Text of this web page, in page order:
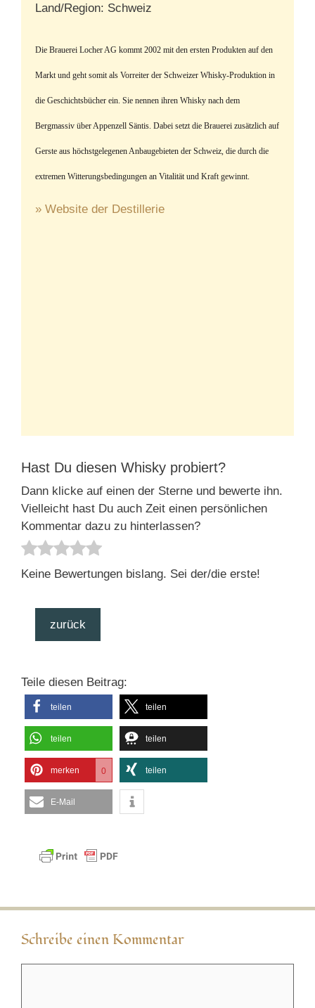
Land/Region: Schweiz
Die Brauerei Locher AG kommt 2002 mit den ersten Produkten auf den
Markt und geht somit als Vorreiter der Schweizer Whisky-Produktion in
die Geschichtsbücher ein. Sie nennen ihren Whisky nach dem
Bergmassiv über Appenzell Säntis. Dabei setzt die Brauerei zusätzlich auf
Gerste aus höchstgelegenen Anbaugebieten der Schweiz, die durch die
extremen Witterungsbedingungen an Vitalität und Kraft gewinnt.
» Website der Destillerie
Hast Du diesen Whisky probiert?
Dann klicke auf einen der Sterne und bewerte ihn.
Vielleicht hast Du auch Zeit einen persönlichen
Kommentar dazu zu hinterlassen?
Keine Bewertungen bislang. Sei der/die erste!
zurück
Teile diesen Beitrag:
teilen teilen
teilen teilen
merken 0 teilen
E-Mail
Schreibe einen Kommentar